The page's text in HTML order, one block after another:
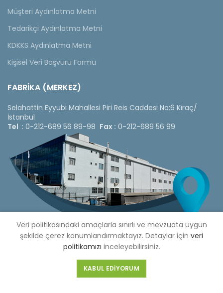
Müşteri Aydınlatma Metni
Tedarikçi Aydınlatma Metni
KDKKS Aydınlatma Metni
Kişisel Veri Başvuru Formu
FABRİKA (MERKEZ)
Selahattin Eyyubi Mahallesi Piri Reis Caddesi No:6 Kıraç/
İstanbul
Tel : 0-212-689 56 89-98 Fax : 0-212-689 56 99
Copyright © 2020 Çetinkaya Pano |Çetinkaya Pano Fiyat
Veri politikasındaki amaçlarla sınırlı ve mevzuata uygun
şekilde çerez konumlandırmaktayız. Detaylar için veri
politikamızı inceleyebilirsiniz.
KABUL EDIYORUM